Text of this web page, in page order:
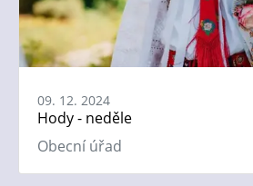
09. 12. 2024
Hody - neděle
Obecní úřad